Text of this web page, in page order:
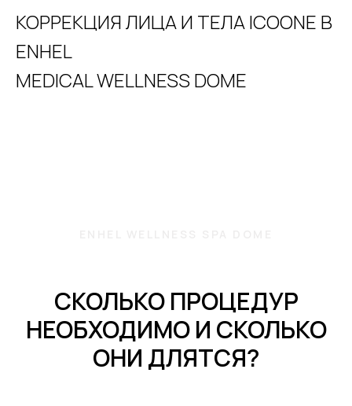
КОРРЕКЦИЯ ЛИЦА И ТЕЛА ICOONE В
ENHEL
MEDICAL WELLNESS DOME
СКОЛЬКО ПРОЦЕДУР
НЕОБХОДИМО И СКОЛЬКО
ОНИ ДЛЯТСЯ?